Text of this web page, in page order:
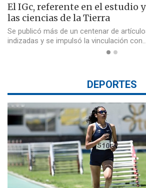
El IGc, referente en el estudio
las ciencias de la Tierra
Se publicó más de un centenar de
indizadas y se impulsó la vinculación con…
DEPORTES